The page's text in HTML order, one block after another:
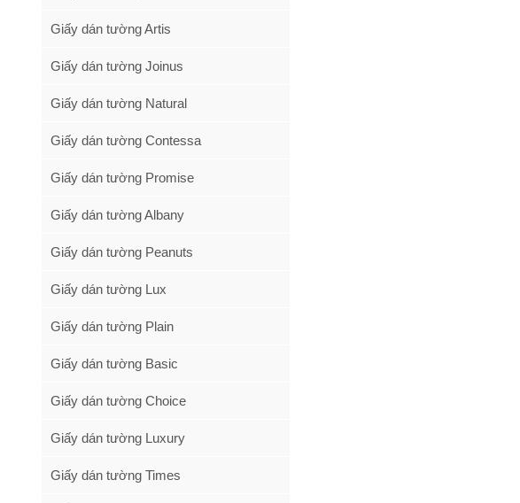
Giấy dán tường Artis
Giấy dán tường Joinus
Giấy dán tường Natural
Giấy dán tường Contessa
Giấy dán tường Promise
Giấy dán tường Albany
Giấy dán tường Peanuts
Giấy dán tường Lux
Giấy dán tường Plain
Giấy dán tường Basic
Giấy dán tường Choice
Giấy dán tường Luxury
Giấy dán tường Times